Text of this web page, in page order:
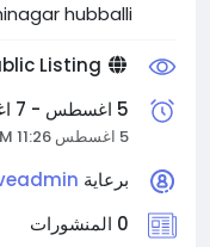
hubballi
5 اغسطس - 7 اغسطس
5 اغسطس 11:26 AM إلى 7 اغسطس 11:26 PM
برعاية
0 المنشورات